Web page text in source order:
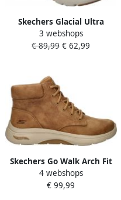
Skechers Glacial Ultra
Cozyly Veterboot Vrouwen
Bruin Cognac
3 webshops
€ 89,99 € 62,99
Skechers Go Walk Arch Fit
2.0 Veterboots cognac
4 webshops
€ 99,99